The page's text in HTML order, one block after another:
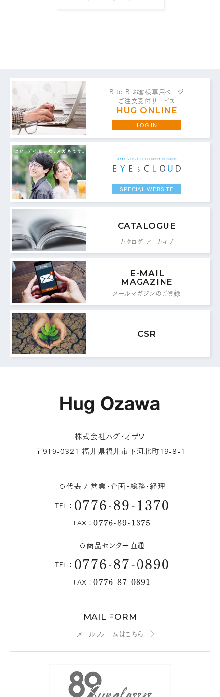
お問い合わせ・ご意見は
こちらからお願いいたします。
代表 / 営業・企画・総務・経理
TEL：0776-89-1370
FAX： 0776-89-1375
TEL：0776-87-0890
FAX：0776-87-0891
MAIL FORM
メールフォームはこちら
B to B お客様専用ページ
ご注文受付サービス
HUG ONLINE
LOG IN
SPECIAL WEBSITE
CATALOGUE
カタログ アーカイブ
E-MAIL
MAGAZINE
メールマガジンのご登録
CSR
株式会社ハグ・オザワ
〒919-0321 福井県福井市下河北町19-8-1
代表 / 営業・企画・総務・経理
TEL： 0776-89-1370
FAX：0776-89-1375
商品センター直通
TEL： 0776-87-0890
FAX：0776-87-0891
MAIL FORM
メールフォームはこちら